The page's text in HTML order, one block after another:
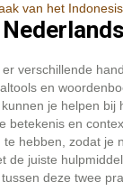
van het
verschillende
en
je helpen bij
betekenis en
hebben, zodat je
de juiste
deze twee